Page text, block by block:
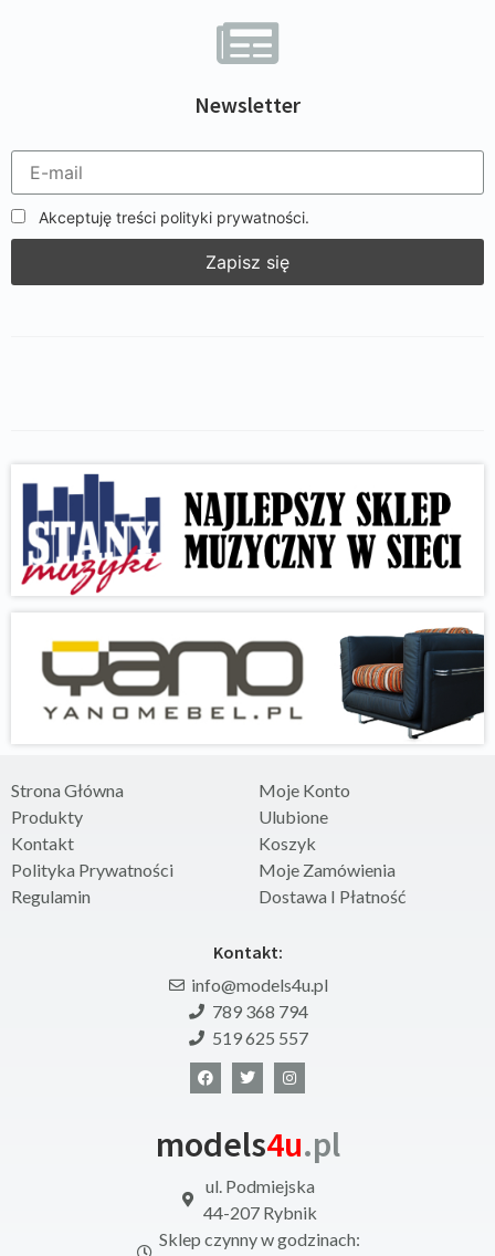
Newsletter
Akceptuję treści polityki prywatności.
Strona Główna
Produkty
Kontakt
Polityka Prywatności
Regulamin
Moje Konto
Ulubione
Koszyk
Moje Zamówienia
Dostawa I Płatność
Kontakt:
info@models4u.pl
789 368 794
519 625 557
models4u.pl
ul. Podmiejska
44-207 Rybnik
Sklep czynny w godzinach: